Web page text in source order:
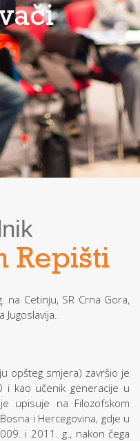
Repišti
na Cetinju, SR Crna Gora,
Jugoslavija.
opšteg smjera) završio je
i kao učenik generacije u
upisuje na Filozofskom
i Hercegovina, gdje u
i 2011. g., nakon čega